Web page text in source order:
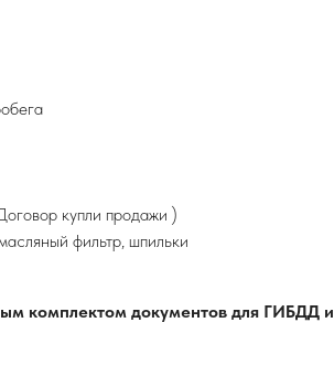
купли продажи )
фильтр, шпильки
комплектом документов для ГИБДД и